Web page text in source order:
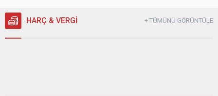
HARÇ & VERGİ + TÜMÜNÜ GÖRÜNTÜLE